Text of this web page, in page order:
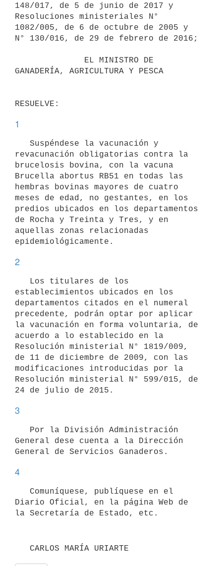
148/017, de 5 de junio de 2017 y
Resoluciones ministeriales N°
1082/005, de 6 de octubre de 2005 y
N° 130/016, de 29 de febrero de 2016;
GANADERÍA, AGRICULTURA Y PESCA
1
revacunación obligatorias contra la
brucelosis bovina, con la vacuna
Brucella abortus RB51 en todas las
hembras bovinas mayores de cuatro
meses de edad, no gestantes, en los
predios ubicados en los departamentos
de Rocha y Treinta y Tres, y en
aquellas zonas relacionadas
2
establecimientos ubicados en los
departamentos citados en el numeral
precedente, podrán optar por aplicar
la vacunación en forma voluntaria, de
acuerdo a lo establecido en la
Resolución ministerial N° 1819/009,
de 11 de diciembre de 2009, con las
modificaciones introducidas por la
Resolución ministerial N° 599/015, de
3
General dese cuenta a la Dirección
4
Diario Oficial, en la página Web de
   CARLOS MARÍA URIARTE